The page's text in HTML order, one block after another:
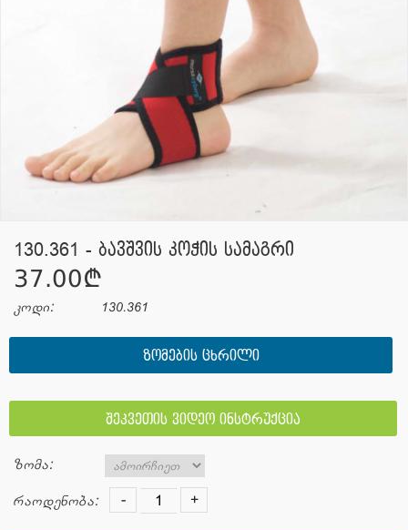
130.361 - ბავშვის კოჭის სამაგრი
37.00¢
კოდი: 130.361
ᲖᲝᲛᲔᲑᲘᲡ ᲪᲮᲠᲘᲚᲘ
შეკვეთის ვიდეო ინსტრუქცია
ზომა:
რაოდენობა: - +